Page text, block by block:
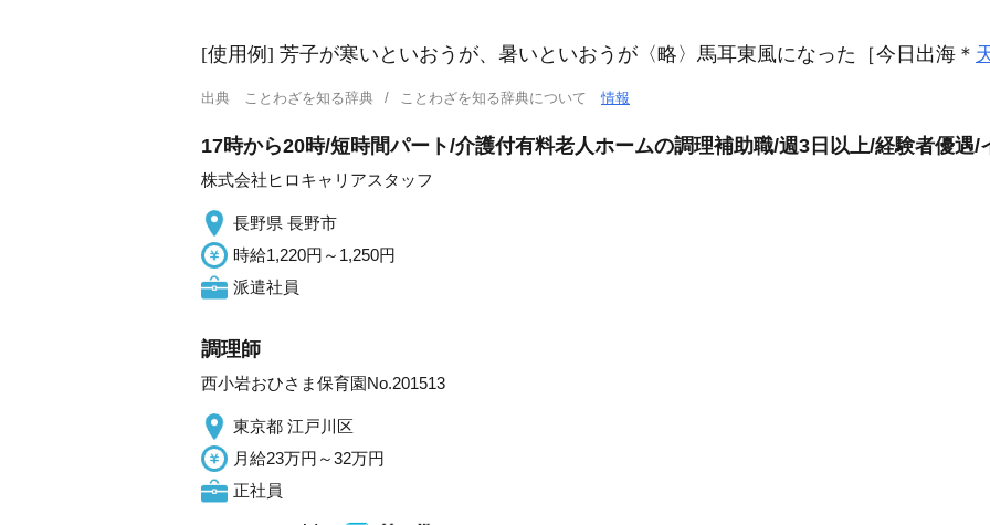
[使用例] 芳子が寒いといおうが、暑いといおうが〈略〉馬耳東風になった［今日出海＊
出典 ことわざを知る辞典 ことわざを知る辞典について情報
17時から20時/短時間パート/介護付有料老人ホームの調理補助職/週3日以上/経験者優遇/
株式会社ヒロキャリアスタッフ
長野県 長野市
時給1,220円～1,250円
派遣社員
調理師
西小岩おひさま保育園No.201513
東京都 江戸川区
月給23万円～32万円
正社員